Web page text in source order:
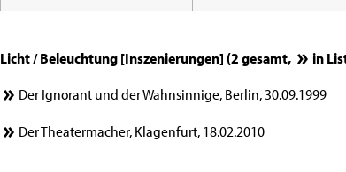
Licht / Beleuchtung [Inszenierungen] (2 gesamt, in
Der Ignorant und der Wahnsinnige, Berlin, 30.09.1999
Der Theatermacher, Klagenfurt, 18.02.2010